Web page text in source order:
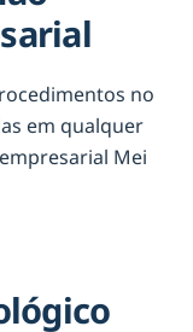
no
em qualquer
Mei